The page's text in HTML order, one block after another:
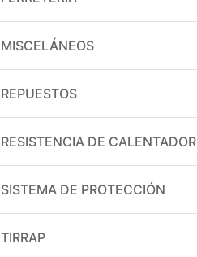
MISCELÁNEOS
REPUESTOS
RESISTENCIA DE CALENTADOR
SISTEMA DE PROTECCIÓN
TIRRAP